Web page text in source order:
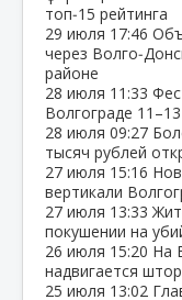
топ‑15 рейтинга
29 июля 17:46
через
районе
28 июля 11:33
Волгограде
28 июля 09:27
тысяч рублей
27 июля 15:16
вертикали
27 июля 13:33
покушении на
26 июля 15:20 На
надвигается
25 июля 13:02